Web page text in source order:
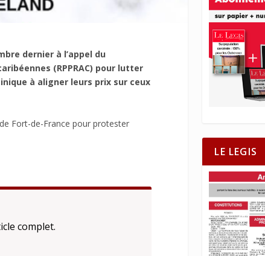
dernier à l’appel du
(RPPRAC) pour lutter
à aligner leurs prix sur ceux
Fort-de-France pour protester
complet.
LE LEGIS